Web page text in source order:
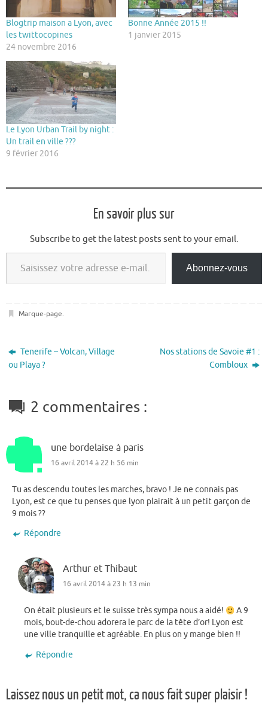
Blogtrip maison a Lyon, avec
les twittocopines
24 novembre 2016
Bonne Année 2015 !!
1 janvier 2015
Le Lyon Urban Trail by night :
Un trail en ville ???
9 février 2016
En savoir plus sur
Subscribe to get the latest posts sent to your email.
Saisissez votre adresse e-mail…
Abonnez-vous
Marque-page.
Tenerife – Volcan, Village
ou Playa ?
Nos stations de Savoie #1 :
Combloux
2 commentaires :
une bordelaise à paris
16 avril 2014 à 22 h 56 min
Tu as descendu toutes les marches, bravo ! Je ne connais pas
Lyon, est ce que tu penses que lyon plairait à un petit garçon de
9 mois ??
Répondre
Arthur et Thibaut
16 avril 2014 à 23 h 13 min
On était plusieurs et le suisse très sympa nous a aidé!
A 9
mois, bout-de-chou adorera le parc de la tête d’or! Lyon est
une ville tranquille et agréable. En plus on y mange bien !!
Répondre
Laissez nous un petit mot, ca nous fait super plaisir !